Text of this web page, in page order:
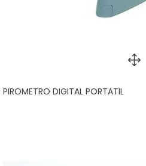
PIROMETRO DIGITAL PORTATIL